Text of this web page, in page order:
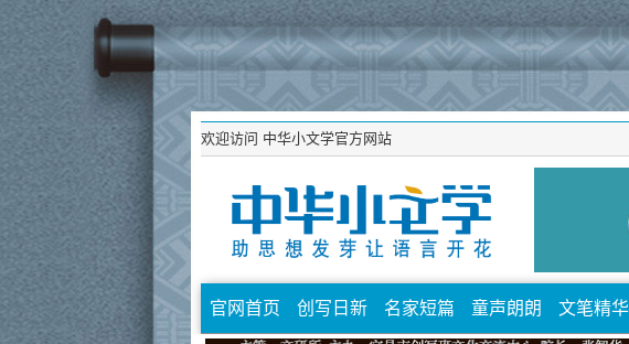
欢迎访问 中华小文学官方网站
官网首页 创写日新 名家短篇 童声朗朗 文笔精华